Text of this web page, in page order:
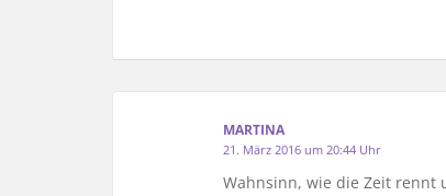
MARTINA
21. März 2016 um 20:44 Uhr
Wahnsinn, wie die Zeit rennt